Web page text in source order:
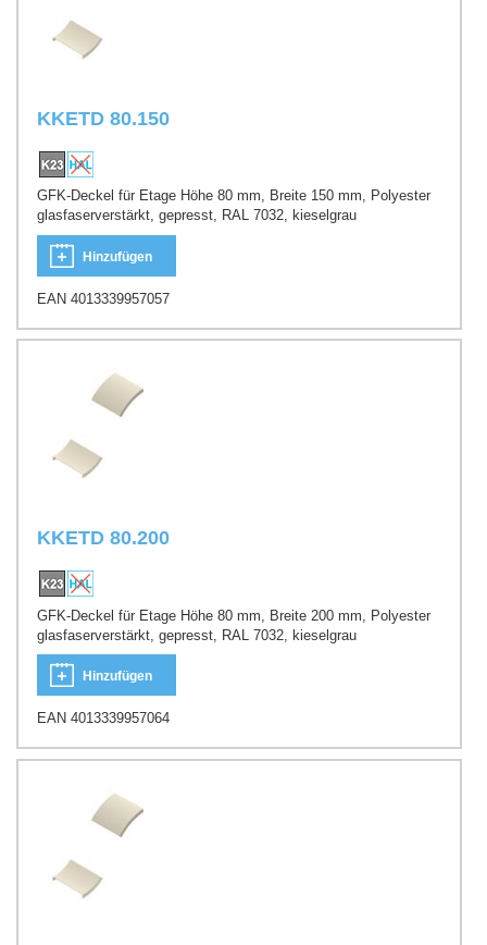
KKETD 80.150
GFK-Deckel für Etage Höhe 80 mm, Breite 150 mm, Polyester
glasfaserverstärkt, gepresst, RAL 7032, kieselgrau
Hinzufügen
EAN 4013339957057
KKETD 80.200
GFK-Deckel für Etage Höhe 80 mm, Breite 200 mm, Polyester
glasfaserverstärkt, gepresst, RAL 7032, kieselgrau
Hinzufügen
EAN 4013339957064